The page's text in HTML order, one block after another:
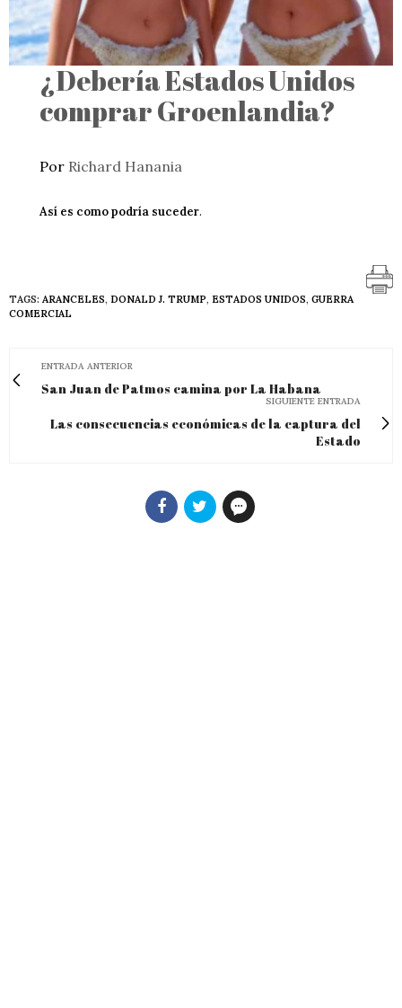
¿Debería Estados Unidos
comprar Groenlandia?
Por Richard Hanania
Así es como podría suceder.
TAGS: ARANCELES, DONALD J. TRUMP, ESTADOS UNIDOS, GUERRA
COMERCIAL
ENTRADA ANTERIOR
San Juan de Patmos camina por La Habana
SIGUIENTE ENTRADA
Las consecuencias económicas de la captura del
Estado